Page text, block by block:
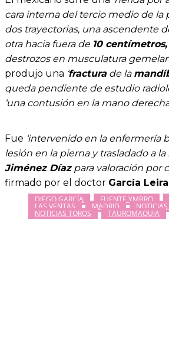
cara interna del tercio medio de la
dos trayectorias, una ascendente
otra hacia fuera de 10 centímetros,
destrozos en musculatura
produjo una fracturade la
queda pendiente de estudio
‘una contusión en la mano
Fue ‘intervenido en la enfermería
lesión en la pierna y trasladado a la
Jiménez Díazpara valoración por
firmado por el doctor García
DIEGO GARCÍA FUENTE YMBRO
LAS VENTAS MADRID
NOTICIAS TOROS TAUROMAQUIA